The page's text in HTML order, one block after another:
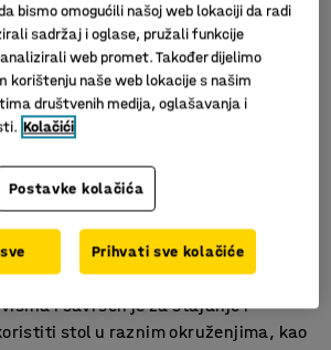
rad i blagovaonicu
mjestima
dizajniran u AJ. Stol je dostupan u
i savršen je za stajanje i
stol u raznim okruženjima, kao
bismo omogućili našoj web lokaciji da radi
sadržaj i oglase, pružali funkcije
web promet. Također dijelimo
korištenju naše web lokacije s našim
društvenih medija, oglašavanja i
Kolačići
Postavke kolačića
Prihvati sve kolačiće